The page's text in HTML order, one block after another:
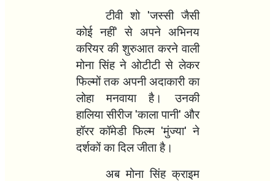
टीवी शो 'जस्सी जैसी
कोई नहीं'से अपने अभिनय
करियर की शुरुआत करने वाली
मोना सिंह ने ओटीटी से लेकर
फिल्मों तक अपनी अदाकारी का
लोहा मनवाया है। उनकी
हालिया सीरीज 'काला पानी' और
हॉरर कॉमेडी फिल्म 'मुंज्या'ने
दर्शकों का दिल जीता है।
अब मोना सिंह क्राइम